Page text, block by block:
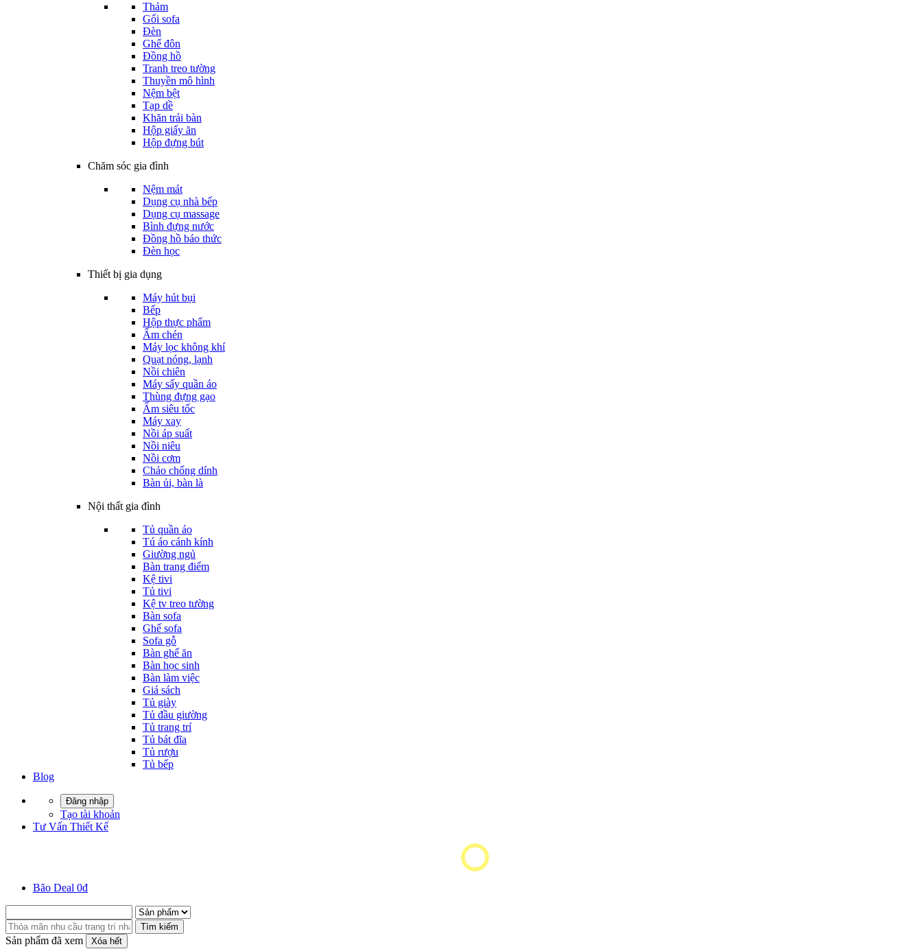
Thảm
Gối sofa
Đèn
Ghế đôn
Đồng hồ
Tranh treo tường
Thuyền mô hình
Nệm bệt
Tạp dề
Khăn trải bàn
Hộp giấy ăn
Hộp đựng bút
Chăm sóc gia đình
Nệm mát
Dụng cụ nhà bếp
Dụng cụ massage
Bình đựng nước
Đồng hồ báo thức
Đèn học
Thiết bị gia dụng
Máy hút bụi
Bếp
Hộp thực phẩm
Ấm chén
Máy lọc không khí
Quạt nóng, lạnh
Nồi chiên
Máy sấy quần áo
Thùng đựng gạo
Ấm siêu tốc
Máy xay
Nồi áp suất
Nồi niêu
Nồi cơm
Chảo chống dính
Bàn ủi, bàn là
Nội thất gia đình
Tủ quần áo
Tú áo cánh kính
Giường ngủ
Bàn trang điểm
Kệ tivi
Tủ tivi
Kệ tv treo tường
Bàn sofa
Ghế sofa
Sofa gỗ
Bàn ghế ăn
Bàn học sinh
Bàn làm việc
Giá sách
Tủ giày
Tủ đầu giường
Tủ trang trí
Tủ bát đĩa
Tủ rượu
Tủ bếp
Blog
Đăng nhập
Tạo tài khoản
Tư Vấn Thiết Kế
Bão Deal 0đ
Tìm kiếm
Sản phẩm đã xem Xóa hết